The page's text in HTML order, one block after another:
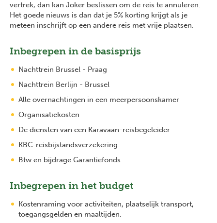
vertrek, dan kan Joker beslissen om de reis te annuleren.
Het goede nieuws is dan dat je 5% korting krijgt als je
meteen inschrijft op een andere reis met vrije plaatsen.
Inbegrepen in de basisprijs
Nachttrein Brussel - Praag
Nachttrein Berlijn - Brussel
Alle overnachtingen in een meerpersoonskamer
Organisatiekosten
De diensten van een Karavaan-reisbegeleider
KBC-reisbijstandsverzekering
Btw en bijdrage Garantiefonds
Inbegrepen in het budget
Kostenraming voor activiteiten, plaatselijk transport,
toegangsgelden en maaltijden.